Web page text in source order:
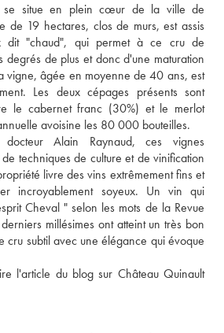
se situe en plein cœur de la ville de
de 19 hectares, clos de murs, est assis
dit "chaud", qui permet à ce cru de
degrés de plus et donc d'une maturation
vigne, âgée en moyenne de 40 ans, est
Les deux cépages présents sont
le cabernet franc (30%) et le merlot
avoisine les 80 000 bouteilles.
Alain Raynaud, ces vignes
techniques de culture et de vinification
livre des vins extrêmement fins et
incroyablement soyeux. Un vin qui
Cheval " selon les mots de la Revue
millésimes ont atteint un très bon
cru subtil avec une élégance qui évoque
l'article du blog sur Château Quinault